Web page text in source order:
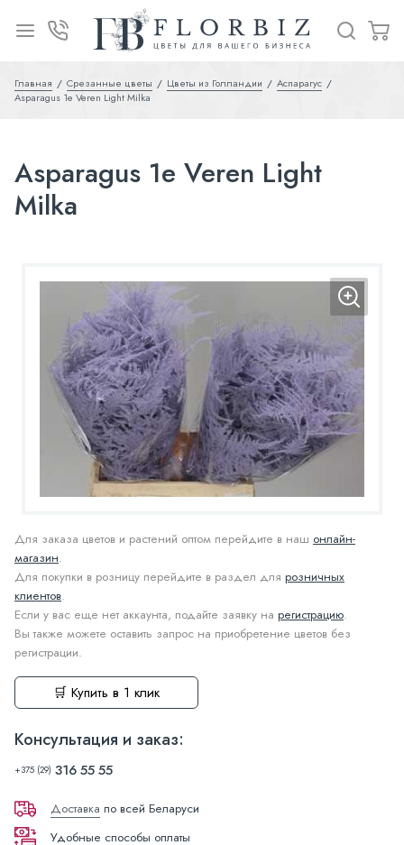
Главная Срезанные цветы Цветы из Голландии
Аспарагус
Asparagus 1e Veren Light Milka
Asparagus 1e Veren Light
Milka
Для заказа цветов и растений оптом перейдите в наш онлайн-
магазин.
Для покупки в розницу перейдите в раздел для розничных
клиентов.
Если у вас еще нет аккаунта, подайте заявку на регистрацию.
Вы также можете оставить запрос на приобретение цветов без
регистрации.
🛒 Купить в 1 клик
Консультация и заказ:
+375 (29) 316 55 55
Доставка по всей Беларуси
Удобные способы оплаты